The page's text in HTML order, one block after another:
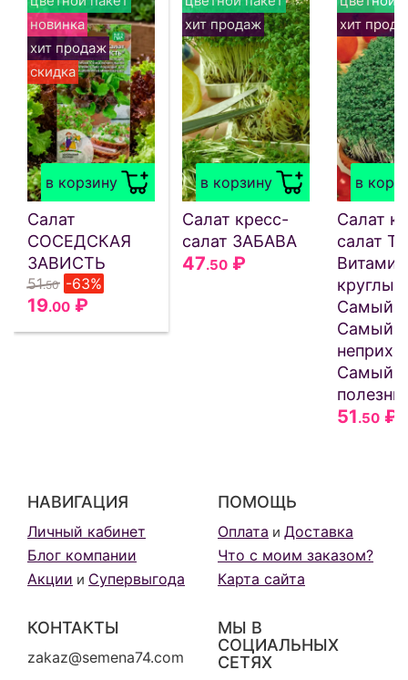
в корзину
новинка
хит продаж
скидка
Салат
СОСЕДСКАЯ
ЗАВИСТЬ
51.50 -63%
19.00 ₽
в корзину
хит продаж
Салат кресс-
салат ЗАБАВА
47.50 ₽
в
хит
Салат
салат
круглый
Самый
Самый
Самый
51.50 ₽
НАВИГАЦИЯ
Личный кабинет
Блог компании
Акции и Супервыгода
ПОМОЩЬ
Оплата и Доставка
Что с моим заказом?
Карта сайта
КОНТАКТЫ
zakaz@semena74.com
МЫ В
СОЦИАЛЬНЫХ
СЕТЯХ